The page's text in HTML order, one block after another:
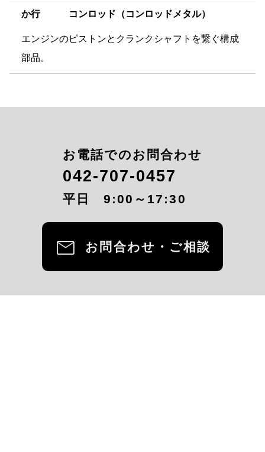
か行 コンロッド（コンロッドメタル）
エンジンのピストンとクランクシャフトを繋ぐ構成
部品。
お電話でのお問合わせ
042-707-0457
平日 9:00～17:30
mail お問合わせ・ご相談